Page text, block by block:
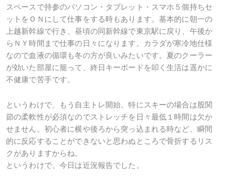
スペースで持参のパソコン・タブレット・スマホ５個持ちセ
ットをＯＮにして仕事をする時もあります。基本的に朝一の
上越新幹線で行き、昼頃の同新幹線で東京駅に戻り、午後か
らＮＹ時間まで仕事の日々になります。カラダが寒冷地仕様
なので血液の循環も冬の方が良いみたいです。夏のクーラー
が効いた部屋に籠って、終日キーボードを叩く生活は遥かに
不健康で苦手です。
というわけで、もう自主トレ開始。特にスキーの場合は股関
節の柔軟性が必須なのでストレッチを日々最低１時間は欠か
せません。初心者に横や後ろから突っ込まれる時など、瞬間
的に反応することができないと思わぬところで骨折するリス
クがありますからね。
というわけで、今日は近況報告でした。